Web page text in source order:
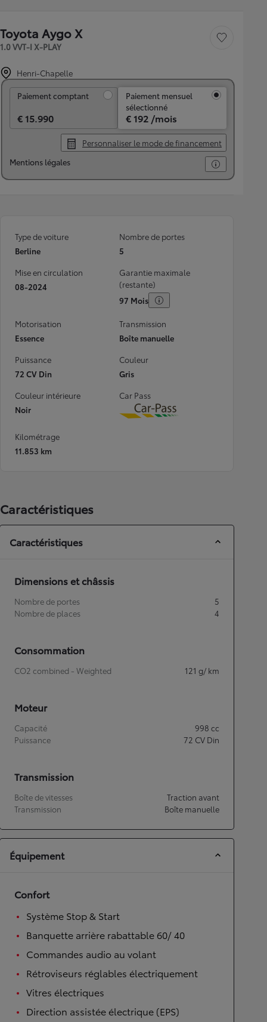
Toyota Aygo X
1.0 VVT-I X-PLAY
Sauvegarder le
Henri-Chapelle
Paiement comptant
€ 15.990
Paiement mensuel
sélectionné
€ 192 /mois
Personnaliser le mode de financement
Mentions légales
Type de voiture
Berline
Nombre de portes
5
Mise en circulation
08-2024
Garantie maximale
(restante)
97 Mois
Motorisation
Essence
Transmission
Boîte manuelle
Puissance
72 CV Din
Couleur
Gris
Couleur intérieure
Noir
Car Pass
Download
Kilométrage
11.853 km
Caractéristiques
Caractéristiques
Dimensions et châssis
Nombre de portes
5
Nombre de places
4
Consommation
CO2 combined - Weighted 121 g/ km
Moteur
Capacité 998 cc
Puissance
72 CV Din
Transmission
Boîte de vitesses
Traction avant
Transmission
Boîte manuelle
Équipement
Confort
Système Stop & Start
Banquette arrière rabattable 60/ 40
Commandes audio au volant
Rétroviseurs réglables électriquement
Vitres électriques
Direction assistée électrique (EPS)